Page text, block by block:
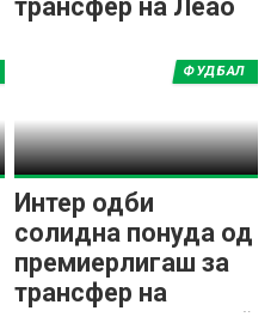
трансфер на Леао
Интер одби
солидна понуда од
премиерлигаш за
трансфер на
ФУДБАЛ